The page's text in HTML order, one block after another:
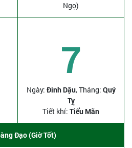
Ngọ)
7
Ngày: Đinh Dậu, Tháng: Quý
Tỵ
Tiết khí: Tiểu Mãn
Đạo (Giờ Tốt)